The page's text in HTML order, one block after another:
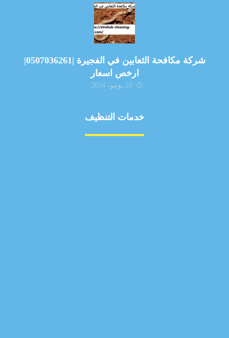
شركة مكافحة الثعابين في الفجيرة |0507036261|
ارخص اسعار
23 يونيو، 2024
خدمات التنظيف